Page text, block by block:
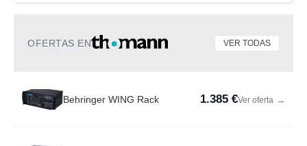
OFERTAS EN VER TODAS
Behringer WING Rack 1.385 €Ver oferta →